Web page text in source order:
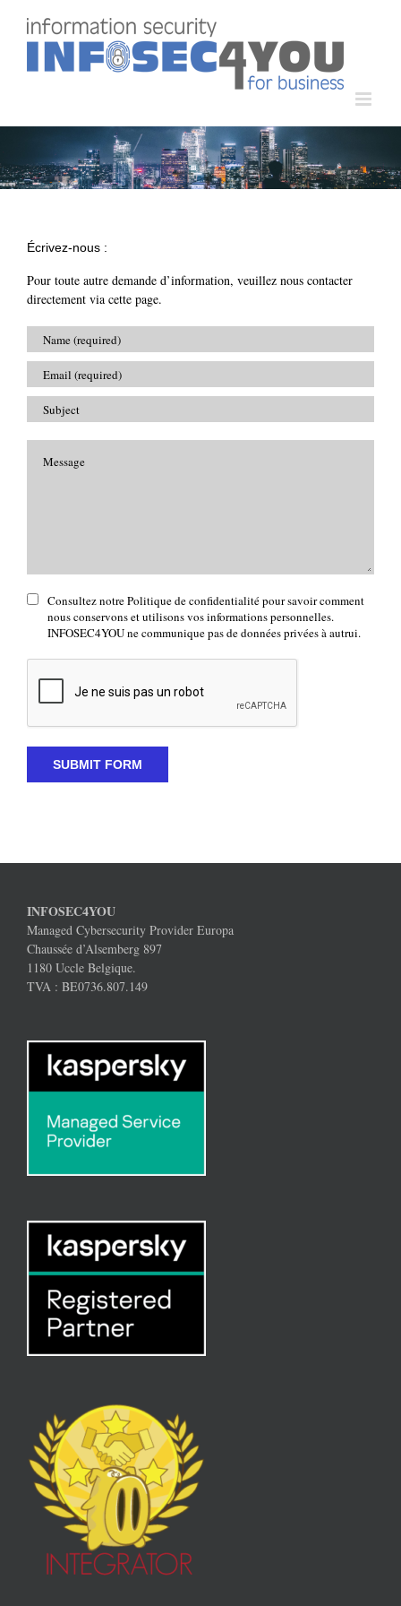
contenu
Écrivez-nous :
Pour toute autre demande d’information, veuillez nous contacter
directement via cette page.
Consultez notre Politique de confidentialité pour savoir comment
nous conservons et utilisons vos informations personnelles.
INFOSEC4YOU ne communique pas de données privées à autrui.
INFOSEC4YOU
Managed Cybersecurity Provider Europa
Chaussée d’Alsemberg 897
1180 Uccle Belgique.
TVA : BE0736.807.149